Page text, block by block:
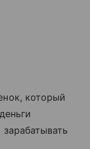
который